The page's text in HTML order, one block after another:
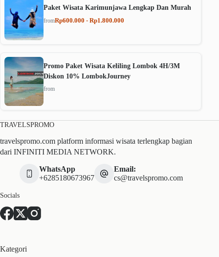
Paket Wisata Karimunjawa Lengkap Dan Murah
fromRp600.000 - Rp1.800.000
Promo Paket Wisata Keliling Lombok 4H/3M
Diskon 10% LombokJourney
from
TRAVELSPROMO
travelspromo.com platform informasi wisata terlengkap bagian
dari INFINITI MEDIA NETWORK.
WhatsApp
+6285180673967
Email:
cs@travelspromo.com
Socials
Kategori